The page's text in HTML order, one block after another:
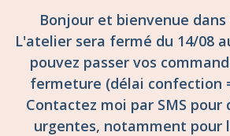
Bonjour et bienvenue
L'atelier sera fermé du 14/08
pouvez passer vos
fermeture (délai confection
Contactez moi par SMS pour
urgentes, notamment pour